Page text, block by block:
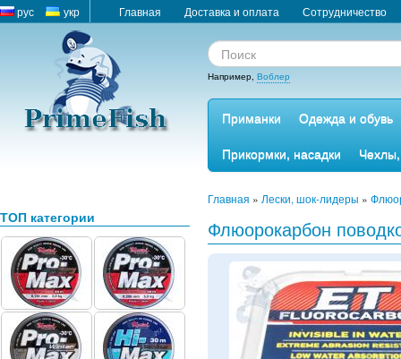
рус укр Главная Доставка и оплата Сотрудничество
Например, Воблер
Приманки
Одежда и обувь
Прикормки, насадки
ТОП категории
Главная » Лески, шок-лидеры »
Флюорокарбон